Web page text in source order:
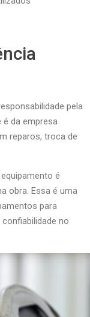
pela
da empresa
reparos, troca de
é
obra. Essa é uma
para
no